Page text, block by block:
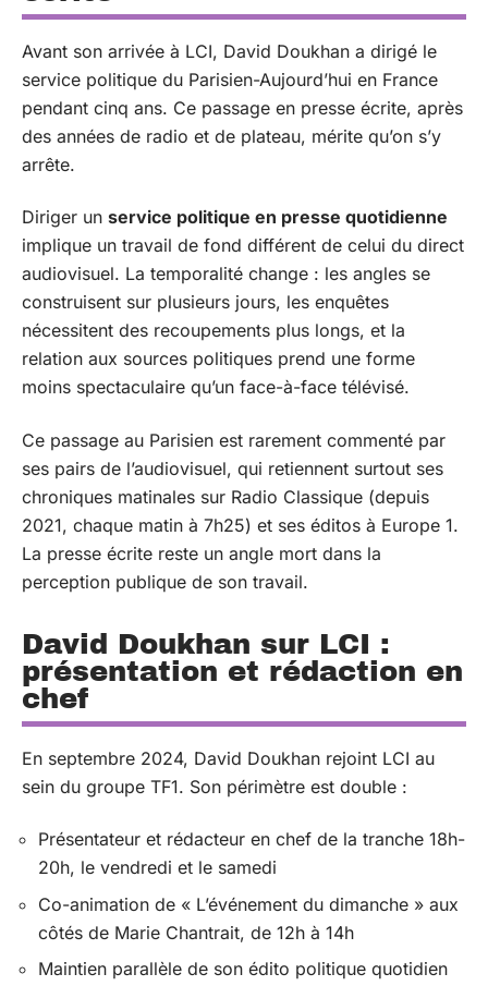
Avant son arrivée à LCI, David Doukhan a dirigé le
service politique du Parisien-Aujourd’hui en France
pendant cinq ans. Ce passage en presse écrite, après
des années de radio et de plateau, mérite qu’on s’y
arrête.
Diriger un service politique en presse quotidienne
implique un travail de fond différent de celui du direct
audiovisuel. La temporalité change : les angles se
construisent sur plusieurs jours, les enquêtes
nécessitent des recoupements plus longs, et la
relation aux sources politiques prend une forme
moins spectaculaire qu’un face-à-face télévisé.
Ce passage au Parisien est rarement commenté par
ses pairs de l’audiovisuel, qui retiennent surtout ses
chroniques matinales sur Radio Classique (depuis
2021, chaque matin à 7h25) et ses éditos à Europe 1.
La presse écrite reste un angle mort dans la
perception publique de son travail.
David Doukhan sur LCI :
présentation et rédaction en
chef
En septembre 2024, David Doukhan rejoint LCI au
sein du groupe TF1. Son périmètre est double :
Présentateur et rédacteur en chef de la tranche 18h-
20h, le vendredi et le samedi
Co-animation de « L’événement du dimanche » aux
côtés de Marie Chantrait, de 12h à 14h
Maintien parallèle de son édito politique quotidien